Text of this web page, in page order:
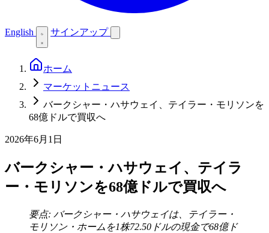
English サインアップ
ホーム
マーケットニュース
バークシャー・ハサウェイ、テイラー・モリソンを
68億ドルで買収へ
2026年6月1日
バークシャー・ハサウェイ、テイラ
ー・モリソンを68億ドルで買収へ
要点: バークシャー・ハサウェイは、テイラー・
モリソン・ホームを1株72.50ドルの現金で68億ド